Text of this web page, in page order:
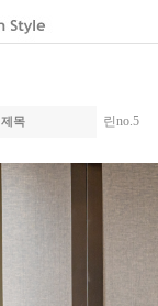
제목 린no.5